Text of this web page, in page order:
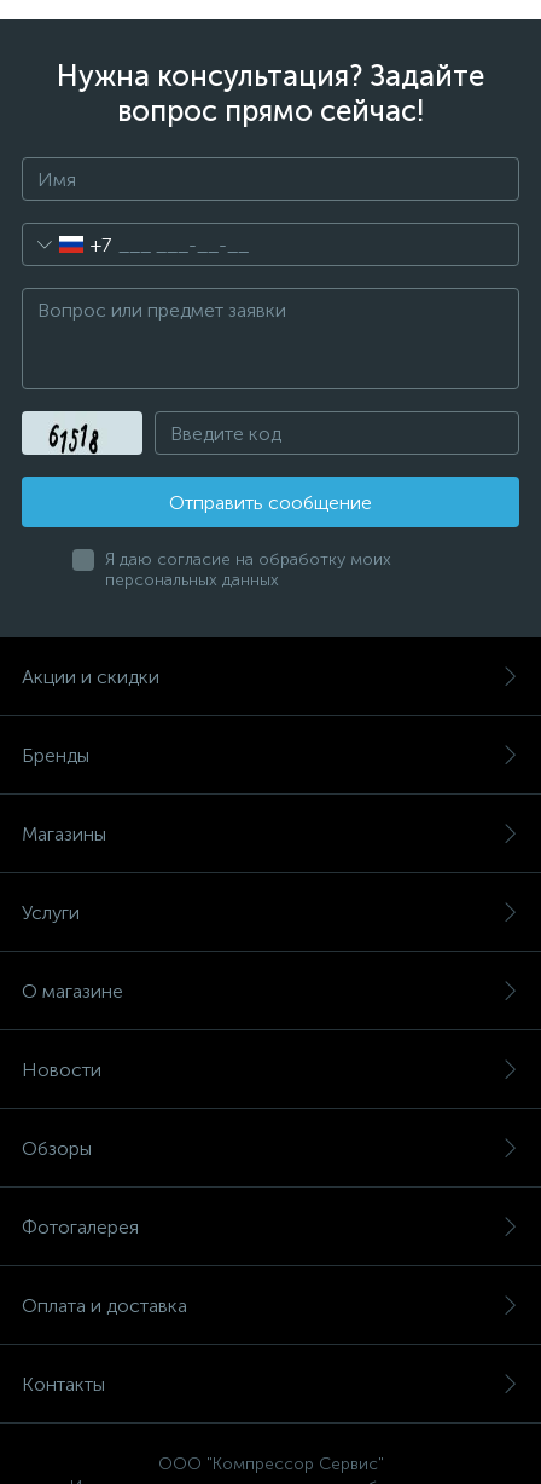
Нужна консультация? Задайте
вопрос прямо сейчас!
+7
Отправить сообщение
Я даю согласие на обработку моих
персональных данных
Акции и скидки
Бренды
Магазины
Услуги
О магазине
Новости
Обзоры
Фотогалерея
Оплата и доставка
Контакты
ООО "Компрессор Сервис"